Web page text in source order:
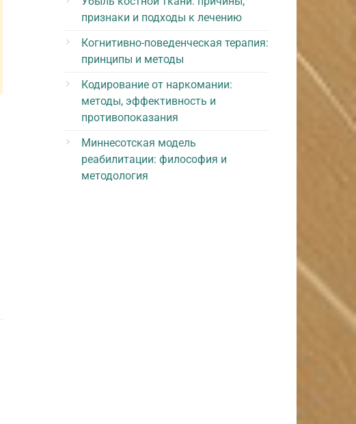
признаки и подходы к лечению
Когнитивно-поведенческая терапия:
принципы и методы
Кодирование от наркомании:
методы, эффективность и
противопоказания
Миннесотская модель
реабилитации: философия и
методология